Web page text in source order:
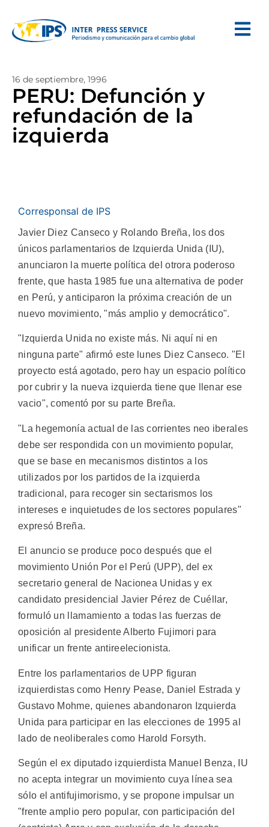
16 de septiembre, 1996
PERU: Defunción y
refundación de la
izquierda
Corresponsal de IPS
Javier Diez Canseco y Rolando Breña, los dos
únicos parlamentarios de Izquierda Unida (IU),
anunciaron la muerte política del otrora poderoso
frente, que hasta 1985 fue una alternativa de poder
en Perú, y anticiparon la próxima creación de un
nuevo movimiento, "más amplio y democrático".
"Izquierda Unida no existe más. Ni aquí ni en
ninguna parte" afirmó este lunes Diez Canseco. "El
proyecto está agotado, pero hay un espacio político
por cubrir y la nueva izquierda tiene que llenar ese
vacio", comentó por su parte Breña.
"La hegemonía actual de las corrientes neo iberales
debe ser respondida con un movimiento popular,
que se base en mecanismos distintos a los
utilizados por los partidos de la izquierda
tradicional, para recoger sin sectarismos los
intereses e inquietudes de los sectores populares"
expresó Breña.
El anuncio se produce poco después que el
movimiento Unión Por el Perú (UPP), del ex
secretario general de Nacionea Unidas y ex
candidato presidencial Javier Pérez de Cuéllar,
formuló un llamamiento a todas las fuerzas de
oposición al presidente Alberto Fujimori para
unificar un frente antireelecionista.
Entre los parlamentarios de UPP figuran
izquierdistas como Henry Pease, Daniel Estrada y
Gustavo Mohme, quienes abandonaron Izquierda
Unida para participar en las elecciones de 1995 al
lado de neoliberales como Harold Forsyth.
Según el ex diputado izquierdista Manuel Benza, IU
no acepta integrar un movimiento cuya línea sea
sólo el antifujimorismo, y se propone impulsar un
"frente amplio pero popular, con participación del